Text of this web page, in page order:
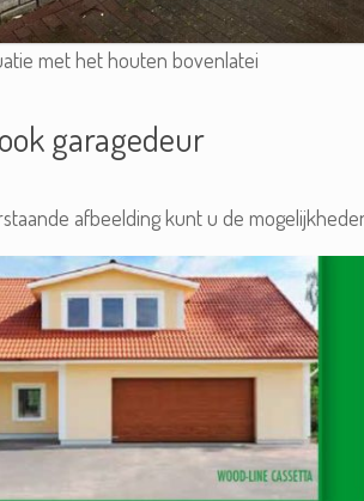
met het houten bovenlatei
garagedeur
afbeelding kunt u de